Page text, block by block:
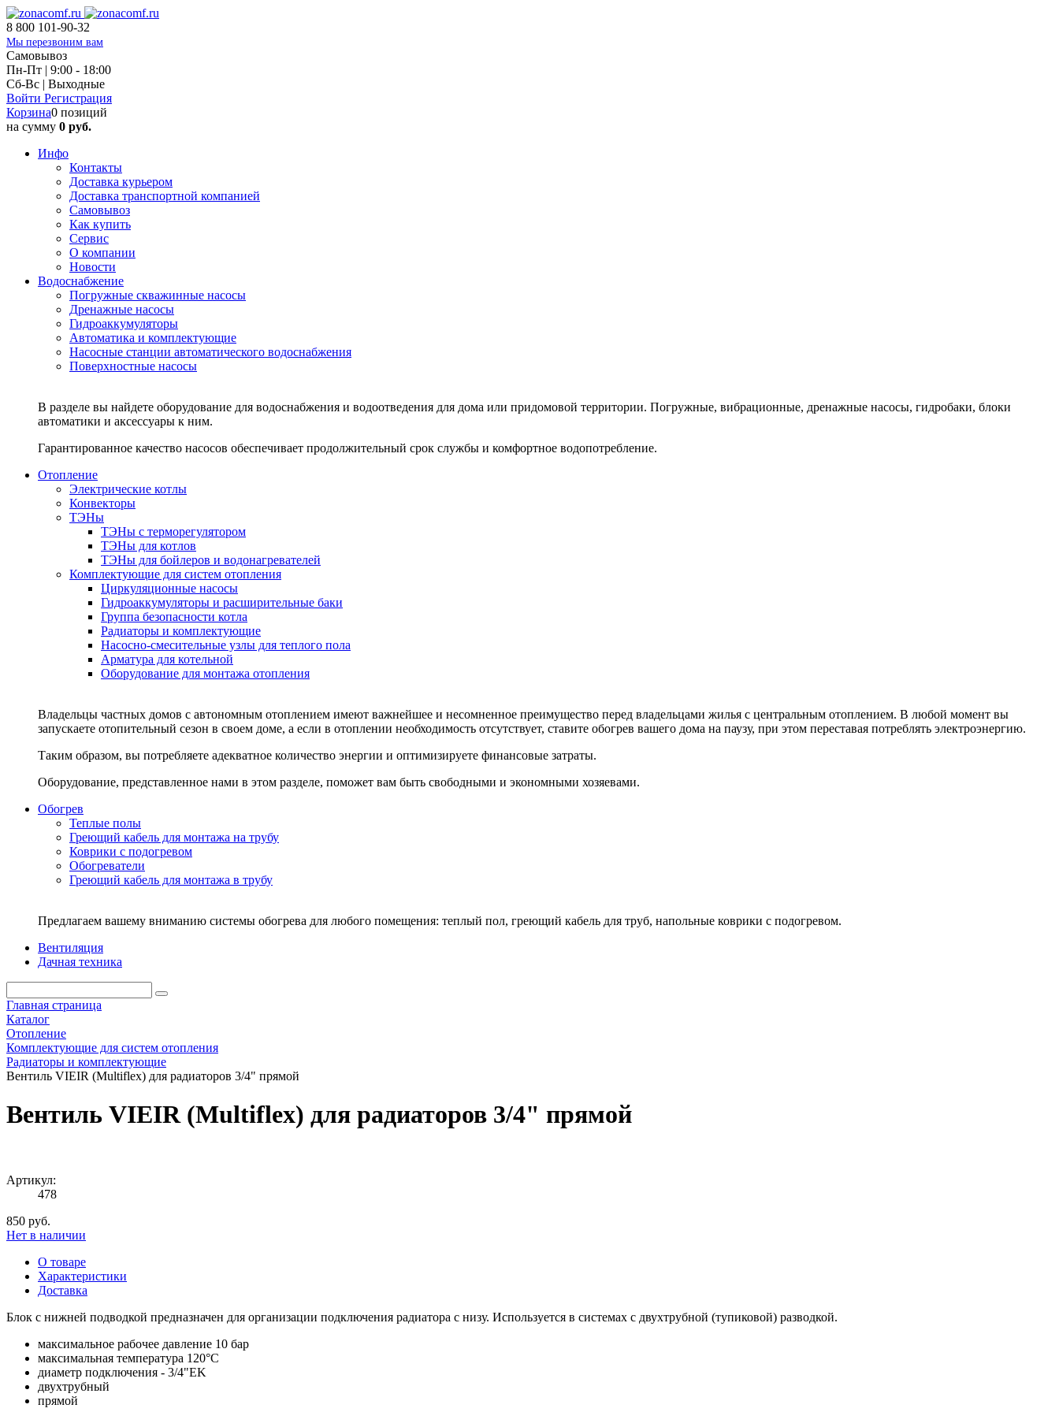
8 800 101-90-32
Мы перезвоним вам
Самовывоз
Пн-Пт | 9:00 - 18:00
Cб-Вс | Выходные
Войти Регистрация
Корзина0 позиций
на сумму 0 руб.
Инфо
Контакты
Доставка курьером
Доставка транспортной компанией
Самовывоз
Как купить
Сервис
О компании
Новости
Водоснабжение
Погружные скважинные насосы
Дренажные насосы
Гидроаккумуляторы
Автоматика и комплектующие
Насосные станции автоматического водоснабжения
Поверхностные насосы
В разделе вы найдете оборудование для водоснабжения и водоотведения для дома или придомовой территории. Погружные, вибрационные, дренажные насосы, гидробаки, блоки
автоматики и аксессуары к ним.
Гарантированное качество насосов обеспечивает продолжительный срок службы и комфортное водопотребление.
Отопление
Электрические котлы
Конвекторы
ТЭНы
ТЭНы с терморегулятором
ТЭНы для котлов
ТЭНы для бойлеров и водонагревателей
Комплектующие для систем отопления
Циркуляционные насосы
Гидроаккумуляторы и расширительные баки
Группа безопасности котла
Радиаторы и комплектующие
Насосно-смесительные узлы для теплого пола
Арматура для котельной
Оборудование для монтажа отопления
Владельцы частных домов с автономным отоплением имеют важнейшее и несомненное преимущество перед владельцами жилья с центральным отоплением. В любой момент вы
запускаете отопительный сезон в своем доме, а если в отоплении необходимость отсутствует, ставите обогрев вашего дома на паузу, при этом переставая потреблять электроэнергию.
Таким образом, вы потребляете адекватное количество энергии и оптимизируете финансовые затраты.
Оборудование, представленное нами в этом разделе, поможет вам быть свободными и экономными хозяевами.
Обогрев
Теплые полы
Греющий кабель для монтажа на трубу
Коврики с подогревом
Обогреватели
Греющий кабель для монтажа в трубу
Предлагаем вашему вниманию системы обогрева для любого помещения: теплый пол, греющий кабель для труб, напольные коврики с подогревом.
Вентиляция
Дачная техника
Главная страница
Каталог
Отопление
Комплектующие для систем отопления
Радиаторы и комплектующие
Вентиль VIEIR (Multiflex) для радиаторов 3/4" прямой
Вентиль VIEIR (Multiflex) для радиаторов 3/4" прямой
Артикул:
478
850 руб.
Нет в наличии
О товаре
Характеристики
Доставка
Блок с нижней подводкой предназначен для организации подключения радиатора с низу. Используется в системах с двухтрубной (тупиковой) разводкой.
максимальное рабочее давление 10 бар
максимальная температура 120°C
диаметр подключения - 3/4"EK
двухтрубный
прямой